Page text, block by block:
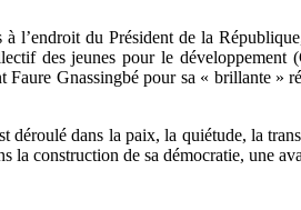
l’endroit du Président de la
des jeunes pour le développement
Gnassingbé pour sa « brillante »
dans la paix, la quiétude, la
construction de sa démocratie, une